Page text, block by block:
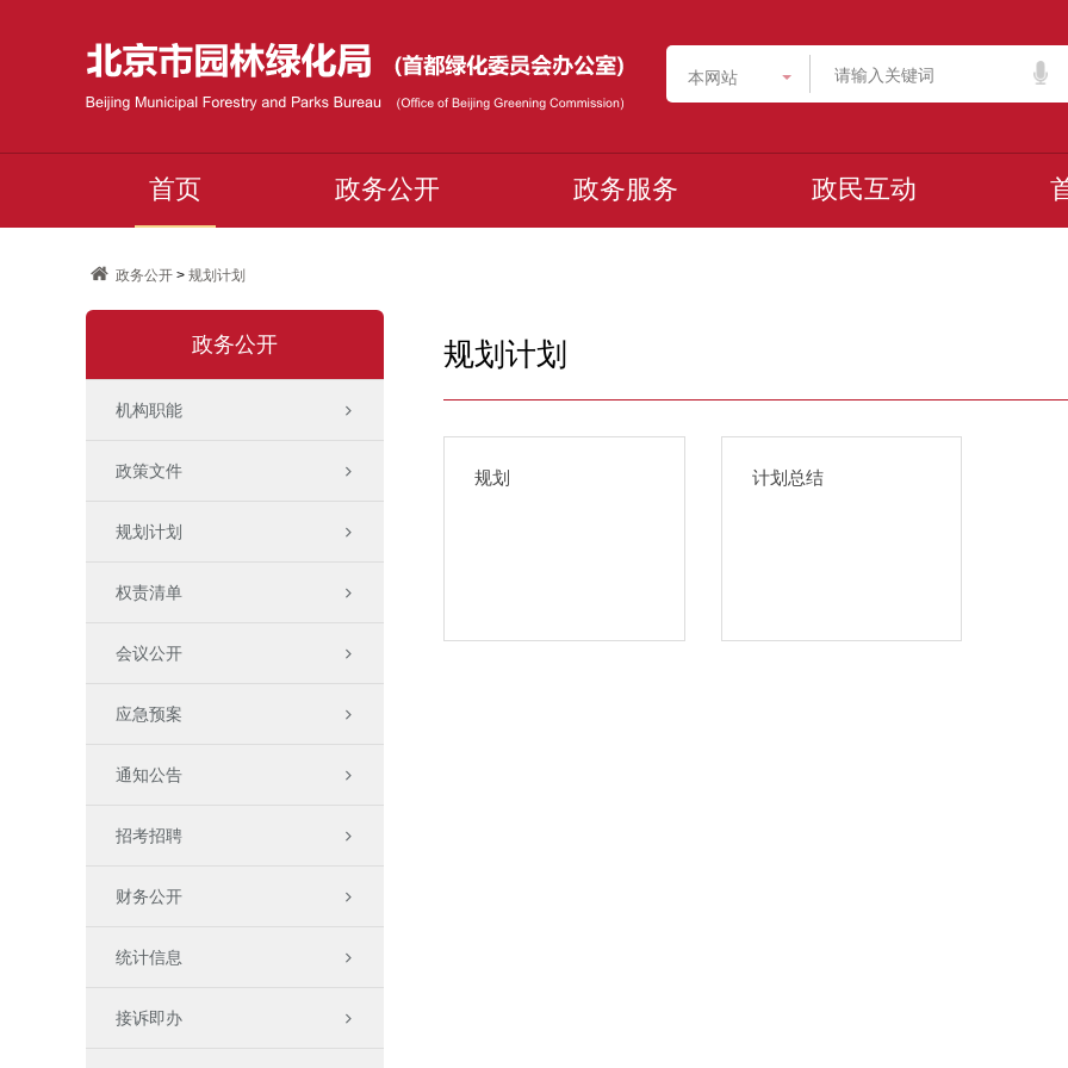
本网站
首页 政务公开 政务服务 政民互动
政务公开 >规划计划
政务公开
机构职能
政策文件
规划计划
权责清单
会议公开
应急预案
通知公告
招考招聘
财务公开
统计信息
接诉即办
规划计划
规划 计划总结